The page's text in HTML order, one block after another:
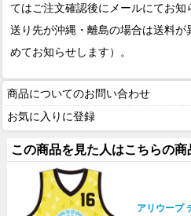
てはご注文確認後にメールにてお知
送り先が沖縄・離島の場合は送料
めてお知らせします）。
商品についてのお問い合わせ
お気に入りに登録
この商品を見た人はこちらの商
アリウープ